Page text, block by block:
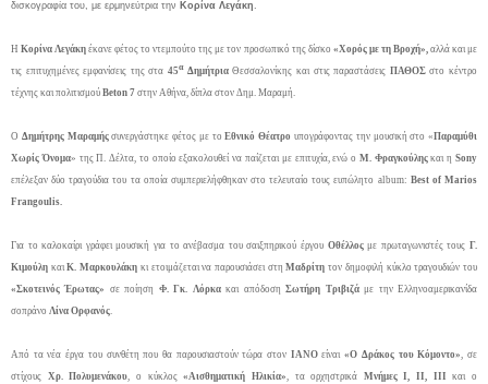
δισκογραφία του, με ερμηνεύτρια την Κορίνα Λεγάκη.
ΗΚορίνα Λεγάκη έκανε φέτος το ντεμπούτο της με τον προσωπικό της δίσκο «Χορός με τη Βροχή», αλλά και με
τις επιτυχημένες εμφανίσεις της στα45αΔημήτριαΘεσσαλονίκης και στις παραστάσεις ΠΑΘΟΣστο κέντρο
τέχνης και πολιτισμού Beton 7 στην Αθήνα, δίπλα στον Δημ. Μαραμή.
Ο Δημήτρης Μαραμήςσυνεργάστηκε φέτος με τοΕθνικό Θέατρο υπογράφοντας την μουσική στο «Παραμύθι
Χωρίς Όνομα» της Π. Δέλτα, το οποίο εξακολουθεί να παίζεται με επιτυχία, ενώ ο Μ. Φραγκούληςκαι ηSony
επέλεξαν δύο τραγούδια του τα οποία συμπεριελήφθηκαν στο τελευταίο τους ευπώλητο album: Best of Marios
Frangoulis.
Για το καλοκαίρι γράφει μουσική για το ανέβασμα του σαιξπηρικού έργου Οθέλλοςμε πρωταγωνιστές τουςΓ.
Κιμούλη καιΚ. Μαρκουλάκη κι ετοιμάζεται να παρουσιάσει στηΜαδρίτη τον δημοφιλή κύκλο τραγουδιών του
«Σκοτεινός Έρωτας» σε ποίηση Φ. Γκ. Λόρκακαι απόδοσηΣωτήρη Τριβιζάμε την Ελληνοαμερικανίδα
σοπράνο Λίνα Ορφανός.
Από τα νέα έργα του συνθέτη που θα παρουσιαστούν τώρα στον ΙΑΝΟείναι«Ο Δράκος του Κόμοντο», σε
στίχους Χρ. Πολυμενάκου, ο κύκλος«Αισθηματική Ηλικία», τα ορχηστρικά Μνήμες Ι, ΙΙ, ΙΙΙ και ο